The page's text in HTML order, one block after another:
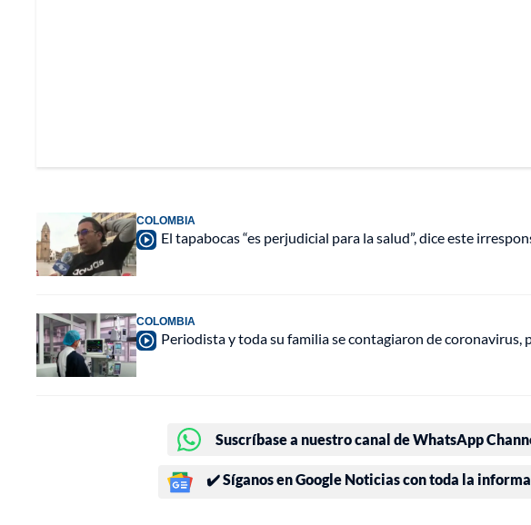
COLOMBIA
El tapabocas “es perjudicial para la salud”, dice este
COLOMBIA
Periodista y toda su familia se contagiaron de coronavirus,
Suscríbase a nuestro canal de WhatsApp
✔️ Síganos en Google Noticias con toda la